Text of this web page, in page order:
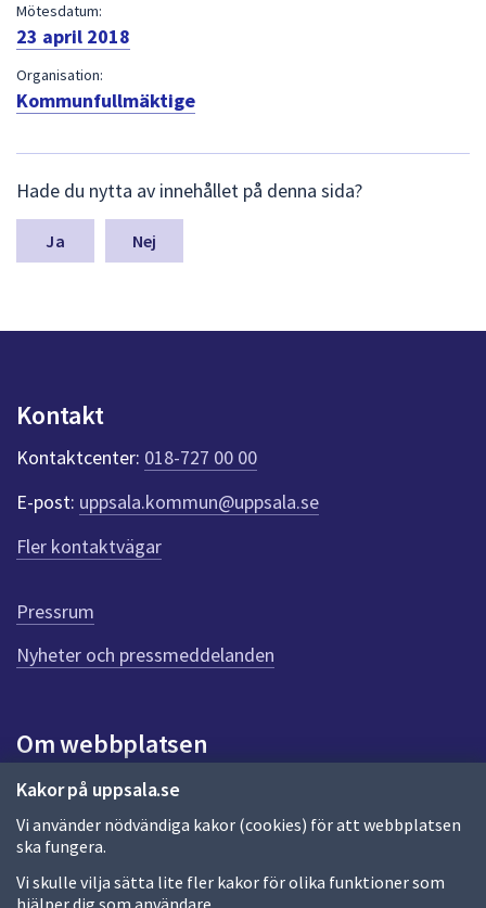
Kakor på uppsala.se
Vi använder nödvändiga kakor (cookies) för att webbplatsen
ska fungera.
Vi skulle vilja sätta lite fler kakor för olika funktioner som
hjälper dig som användare.
Mötesdatum:
23 april 2018
Organisation:
Kommunfullmäktige
ä
m
a
n
k
t
e
r
f
ö
r
e
n
n
a
d
a
Hade du nytta av innehållet på denna sida?
Nej
Kontakt
Kontaktcenter: 018-727 00 00
E-post: uppsala.kommun@uppsala.se
Fler kontaktvägar
Pressrum
Nyheter och pressmeddelanden
Om webbplatsen
Om webbplatsen
Allmänna handlingar och diarium
Behandling av personuppgifter